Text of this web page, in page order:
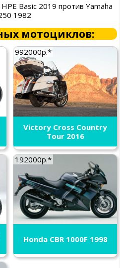
Basic 2019 против Yamaha
1982
мотоциклов:
992000р.*
Victory Cross Country
Tour 2016
192000р.*
Honda CBR 1000F 1998